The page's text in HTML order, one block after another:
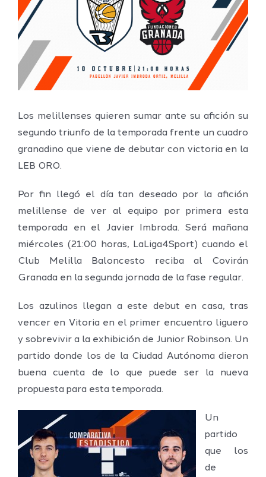
Los melillenses quieren sumar ante su afición su
segundo triunfo de la temporada frente un cuadro
granadino que viene de debutar con victoria en la
LEB ORO.
Por fin llegó el día tan deseado por la afición
melillense de ver al equipo por primera esta
temporada en el Javier Imbroda. Será mañana
miércoles (21:00 horas, LaLiga4Sport) cuando el
Club Melilla Baloncesto reciba al Covirán
Granada en la segunda jornada de la fase regular.
Los azulinos llegan a este debut en casa, tras
vencer en Vitoria en el primer encuentro liguero
y sobrevivir a la exhibición de Junior Robinson. Un
partido donde los de la Ciudad Autónoma dieron
buena cuenta de lo que puede ser la nueva
propuesta para esta temporada.
Un
partido
que los
de